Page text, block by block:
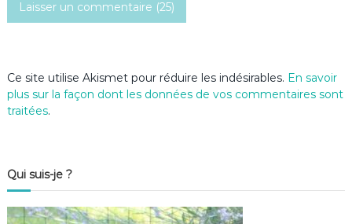
Ce site utilise Akismet pour réduire les indésirables. En savoir
plus sur la façon dont les données de vos commentaires sont
traitées.
Qui suis-je ?